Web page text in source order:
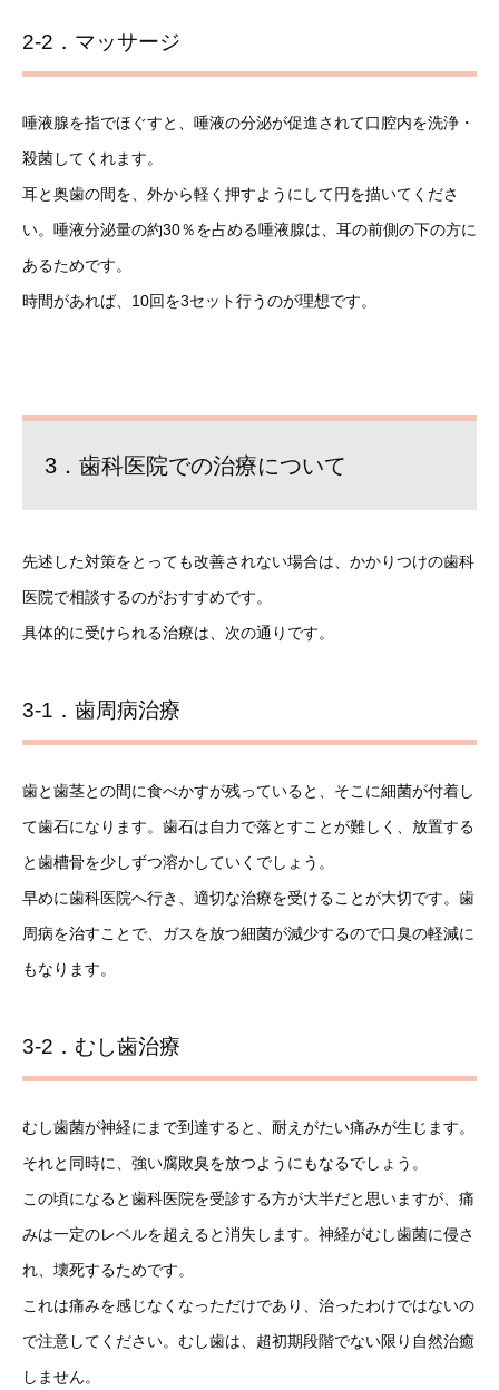
2-2．マッサージ
唾液腺を指でほぐすと、唾液の分泌が促進されて口腔内を洗浄・
殺菌してくれます。
耳と奥歯の間を、外から軽く押すようにして円を描いてくださ
い。唾液分泌量の約30％を占める唾液腺は、耳の前側の下の方に
あるためです。
時間があれば、10回を3セット行うのが理想です。
3．歯科医院での治療について
先述した対策をとっても改善されない場合は、かかりつけの歯科
医院で相談するのがおすすめです。
具体的に受けられる治療は、次の通りです。
3-1．歯周病治療
歯と歯茎との間に食べかすが残っていると、そこに細菌が付着し
て歯石になります。歯石は自力で落とすことが難しく、放置する
と歯槽骨を少しずつ溶かしていくでしょう。
早めに歯科医院へ行き、適切な治療を受けることが大切です。歯
周病を治すことで、ガスを放つ細菌が減少するので口臭の軽減に
もなります。
3-2．むし歯治療
むし歯菌が神経にまで到達すると、耐えがたい痛みが生じます。
それと同時に、強い腐敗臭を放つようにもなるでしょう。
この頃になると歯科医院を受診する方が大半だと思いますが、痛
みは一定のレベルを超えると消失します。神経がむし歯菌に侵さ
れ、壊死するためです。
これは痛みを感じなくなっただけであり、治ったわけではないの
で注意してください。むし歯は、超初期段階でない限り自然治癒
しません。